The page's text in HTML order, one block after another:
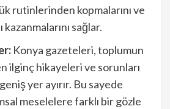
rutinlerinden kopmalarını ve
kazanmalarını sağlar.
Konya gazeteleri, toplumun
ilginç hikayeleri ve sorunları
yer ayırır. Bu sayede
meselelere farklı bir gözle